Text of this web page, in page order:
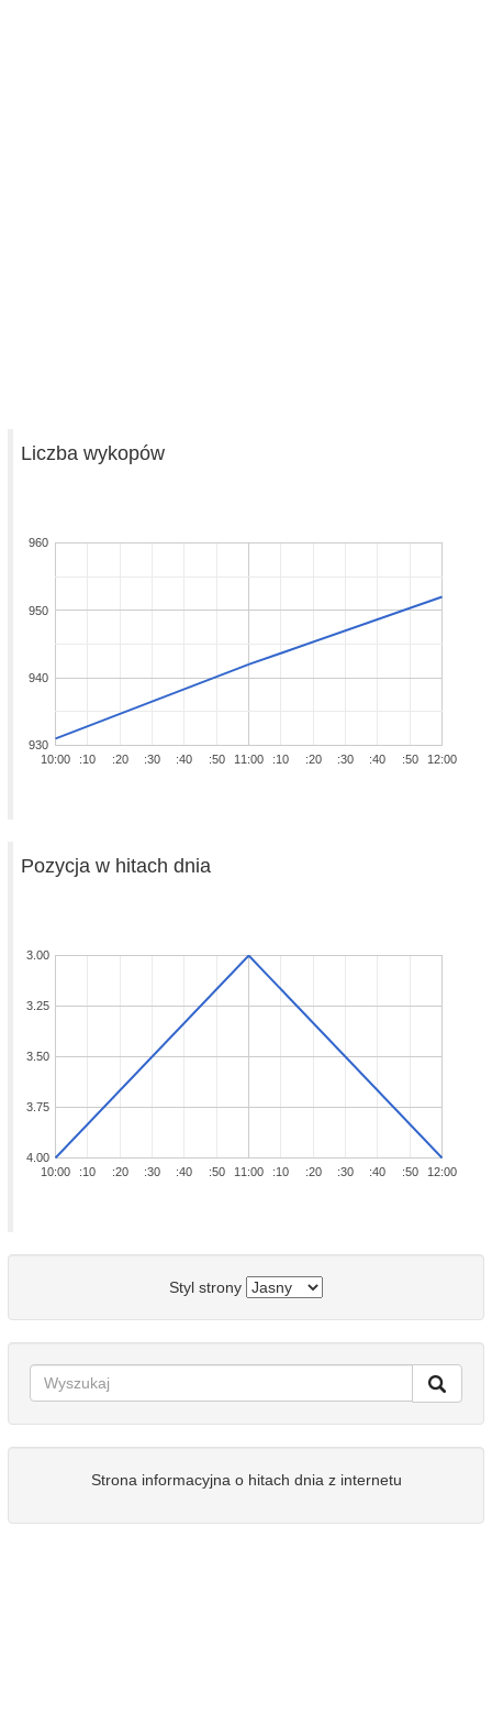
Liczba wykopów
10:00 11:00 12:00
:10 :20 :30 :40 :50 :10 :20 :30 :40 :50
930
940
950
960
Pozycja w hitach dnia
10:00 11:00 12:00
:10 :20 :30 :40 :50 :10 :20 :30 :40 :50
3.00
3.25
3.50
3.75
4.00
Styl strony
Strona informacyjna o hitach dnia z internetu